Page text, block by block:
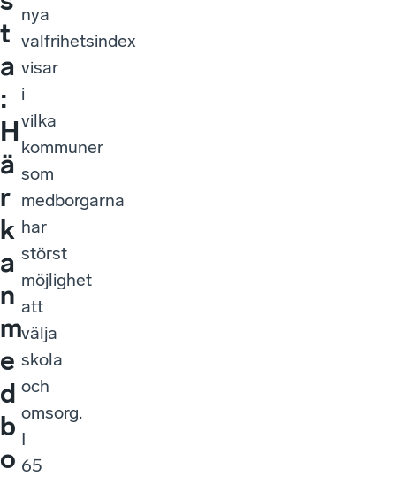
t
a
:
H
ä
r
k
a
n
m
e
d
b
o
nya
valfrihetsindex
visar
i
vilka
kommuner
som
medborgarna
har
störst
möjlighet
att
välja
skola
och
omsorg.
I
65